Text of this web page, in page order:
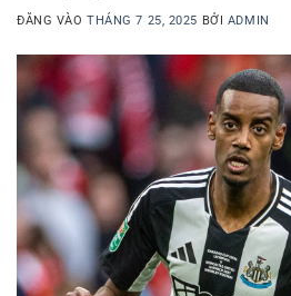
ĐĂNG VÀOTHÁNG 7 25, 2025 BỞI ADMIN